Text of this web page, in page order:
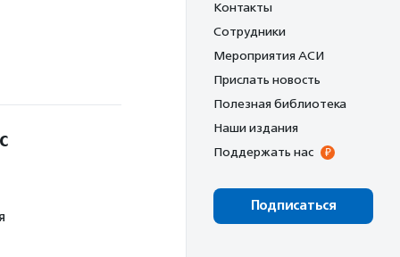
Контакты
Сотрудники
Мероприятия АСИ
Прислать новость
Полезная библиотека
Наши издания
Поддержать нас
Подписаться